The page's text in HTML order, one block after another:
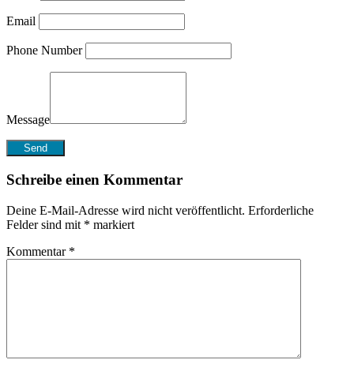
Email
Phone Number
Message
Schreibe einen Kommentar
Deine E-Mail-Adresse wird nicht veröffentlicht. Erforderliche
Felder sind mit * markiert
Kommentar *